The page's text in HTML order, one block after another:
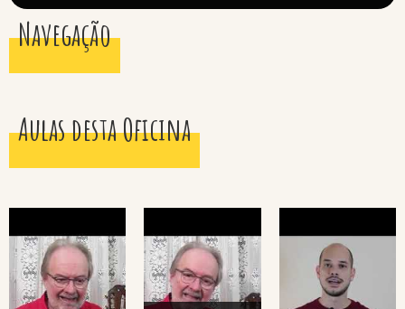
Navegação
Aulas desta Oficina